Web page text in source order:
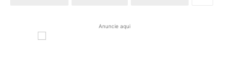
Anuncie aqui